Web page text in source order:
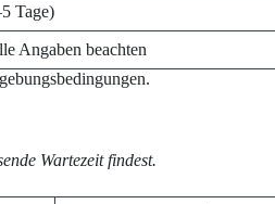
Tage)
Angaben beachten
Wartezeit findest.